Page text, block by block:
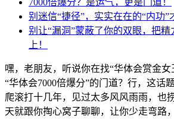
7000倍爆分？是运气，更是门道！
别迷信“捷径”，实实在在的“内功”
别让“漏洞”蒙蔽了你的双眼，把精
上！
嘿，老朋友，听说你在找“华体会赏金女
“华体会7000倍爆分”的门道？行，这话
爬滚打十几年，见过太多风风雨雨，也
天就跟你掏心窝子聊聊，让你少走弯路